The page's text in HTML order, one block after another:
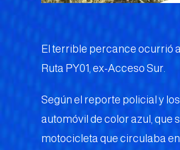
El terrible percance ocurrió
Ruta PY01, ex-Acceso Sur.
Según el reporte policial y
automóvil de color azul, que
motocicleta que circulaba